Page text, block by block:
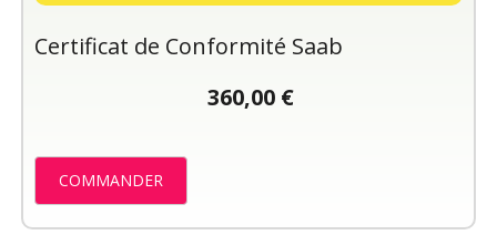
Certificat de Conformité Saab
360,00 €
COMMANDER